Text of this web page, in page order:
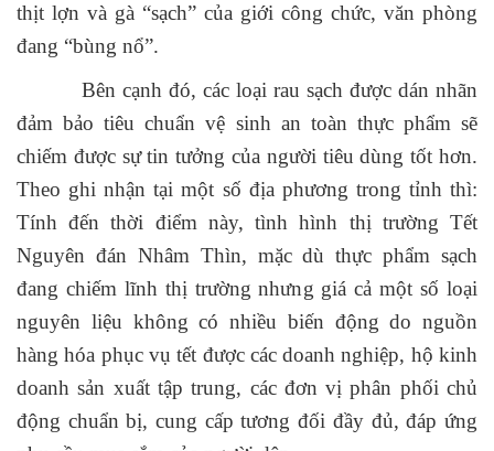
thịt lợn và gà “sạch” của giới công chức, văn phòng
đang “bùng nổ”.
Bên cạnh đó, các loại rau sạch được dán nhãn
đảm bảo tiêu chuẩn vệ sinh an toàn thực phẩm sẽ
chiếm được sự tin tưởng của người tiêu dùng tốt hơn.
Theo ghi nhận tại một số địa phương trong tỉnh thì:
Tính đến thời điểm này, tình hình thị trường Tết
Nguyên đán Nhâm Thìn, mặc dù thực phẩm sạch
đang chiếm lĩnh thị trường nhưng giá cả một số loại
nguyên liệu không có nhiều biến động do nguồn
hàng hóa phục vụ tết được các doanh nghiệp, hộ kinh
doanh sản xuất tập trung, các đơn vị phân phối chủ
động chuẩn bị, cung cấp tương đối đầy đủ, đáp ứng